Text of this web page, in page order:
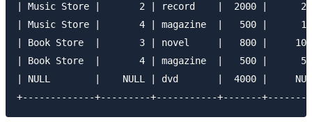
| Music Store |       2 | record    |  2000 |
| Music Store |       4 | magazine  |   500 |
| Book Store  |       3 | novel     |   800 |
| Book Store  |       4 | magazine  |   500 |
| NULL        |    NULL | dvd       |  4000 |